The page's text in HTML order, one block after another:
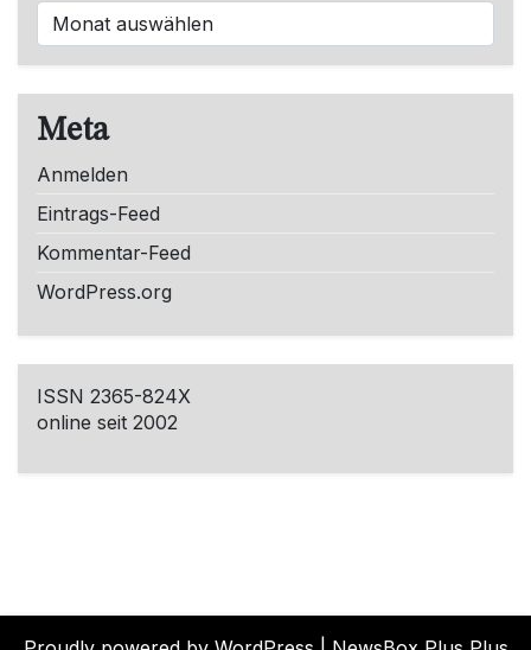
Meta
Anmelden
Eintrags-Feed
Kommentar-Feed
WordPress.org
ISSN 2365-824X
online seit 2002